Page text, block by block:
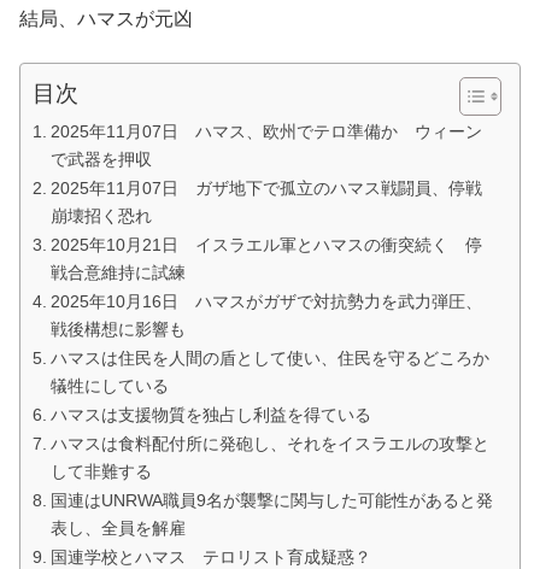
結局、ハマスが元凶
目次
2025年11月07日 ハマス、欧州でテロ準備か ウィーン
で武器を押収
2025年11月07日 ガザ地下で孤立のハマス戦闘員、停戦
崩壊招く恐れ
2025年10月21日 イスラエル軍とハマスの衝突続く 停
戦合意維持に試練
2025年10月16日 ハマスがガザで対抗勢力を武力弾圧、
戦後構想に影響も
ハマスは住民を人間の盾として使い、住民を守るどころか
犠牲にしている
ハマスは支援物質を独占し利益を得ている
ハマスは食料配付所に発砲し、それをイスラエルの攻撃と
して非難する
国連はUNRWA職員9名が襲撃に関与した可能性があると発
表し、全員を解雇
国連学校とハマス テロリスト育成疑惑？